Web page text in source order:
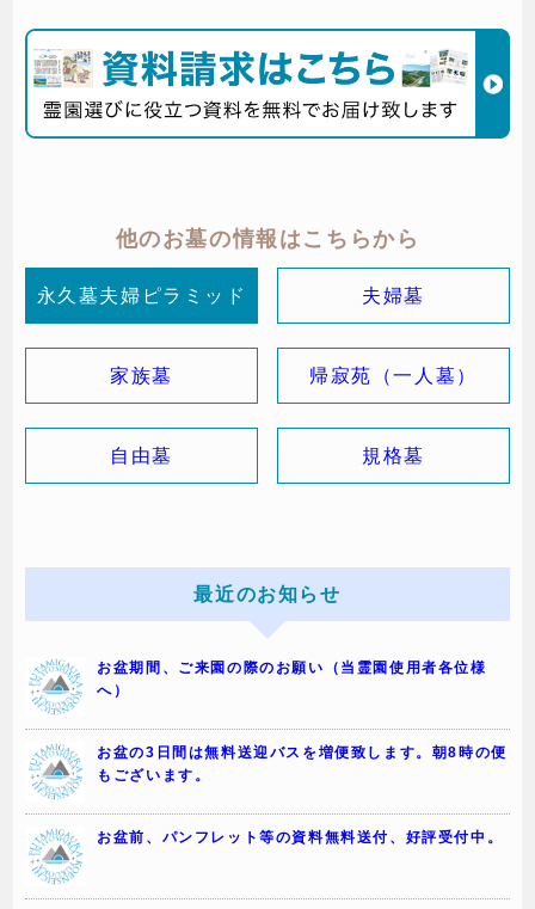
他のお墓の情報はこちらから
永久墓夫婦ピラミッド 夫婦墓
家族墓 帰寂苑（一人墓）
自由墓 規格墓
最近のお知らせ
お盆期間、ご来園の際のお願い（当霊園使用者各位様
へ）
お盆の3日間は無料送迎バスを増便致します。朝8時の便
もございます。
お盆前、パンフレット等の資料無料送付、好評受付中。